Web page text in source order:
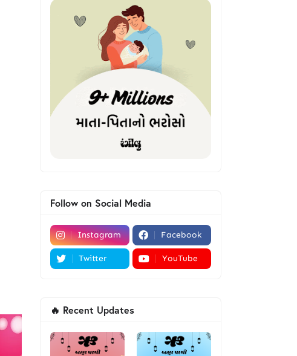
Follow on Social Media
Instagram Facebook
Twitter YouTube
🔥 Recent Updates